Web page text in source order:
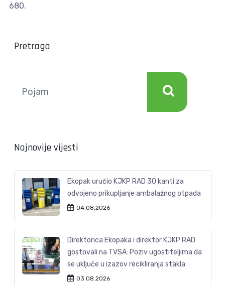
680.
Pretraga
Najnovije vijesti
Ekopak uručio KJKP RAD 30 kanti za
odvojeno prikupljanje ambalažnog otpada
04.08.2026
Direktorica Ekopaka i direktor KJKP RAD
gostovali na TVSA: Poziv ugostiteljima da
se uključe u izazov recikliranja stakla
03.08.2026